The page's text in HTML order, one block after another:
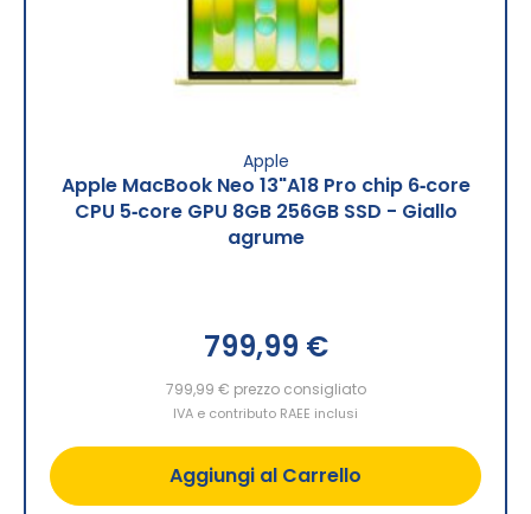
Apple
Apple MacBook Neo 13"A18 Pro chip 6‑core
CPU 5‑core GPU 8GB 256GB SSD - Giallo
agrume
799,99 €
799,99 € prezzo consigliato
IVA e contributo RAEE inclusi
Aggiungi al Carrello